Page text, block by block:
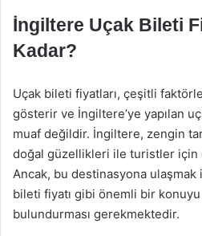
İngiltere Uçak Bileti
Kadar?
Uçak bileti fiyatları, çeşitli
gösterir ve İngiltere’ye yapılan
muaf değildir. İngiltere, zengin
doğal güzellikleri ile turistler için
Ancak, bu destinasyona ulaşmak
bileti fiyatı gibi önemli bir
bulundurması gerekmektedir.